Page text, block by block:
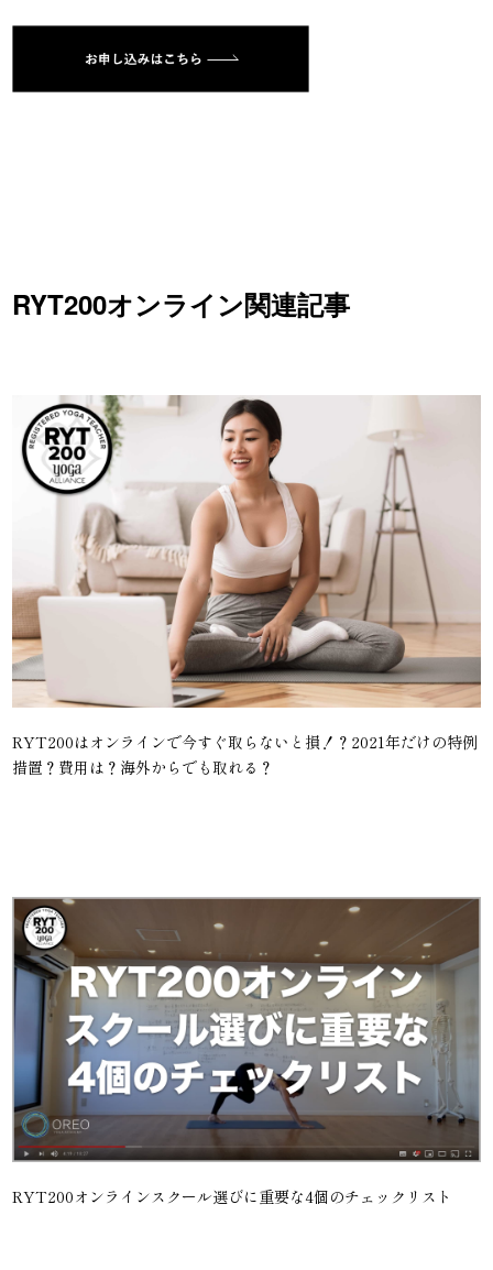
RYT200オンライン関連記事
RYT200はオンラインで今すぐ取らないと損！？2021年だけの特例
措置？費用は？海外からでも取れる？
RYT200オンラインスクール選びに重要な4個のチェックリスト